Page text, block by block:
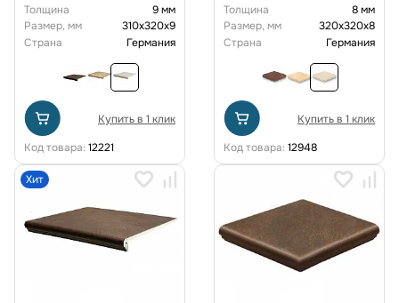
Толщина
9 мм
Размер, мм
310х320х9
Страна
Германия
Купить в 1 клик
Код товара: 12221
Толщина
8 мм
Размер, мм
320х320х8
Страна
Германия
Купить в 1 клик
Код товара: 12948
Хит